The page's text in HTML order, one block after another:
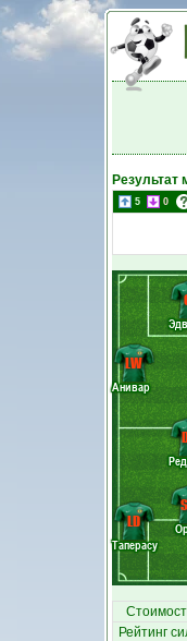
Результат
5 0
Таперасу
Анивар
LD
LW
Рейтинг